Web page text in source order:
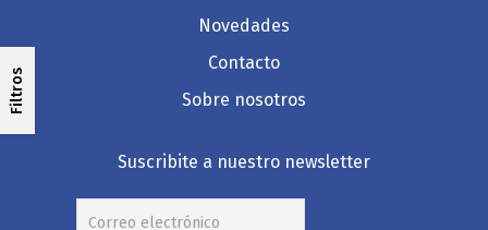
Filtros
Novedades
Contacto
Sobre nosotros
Suscribite a nuestro newsletter